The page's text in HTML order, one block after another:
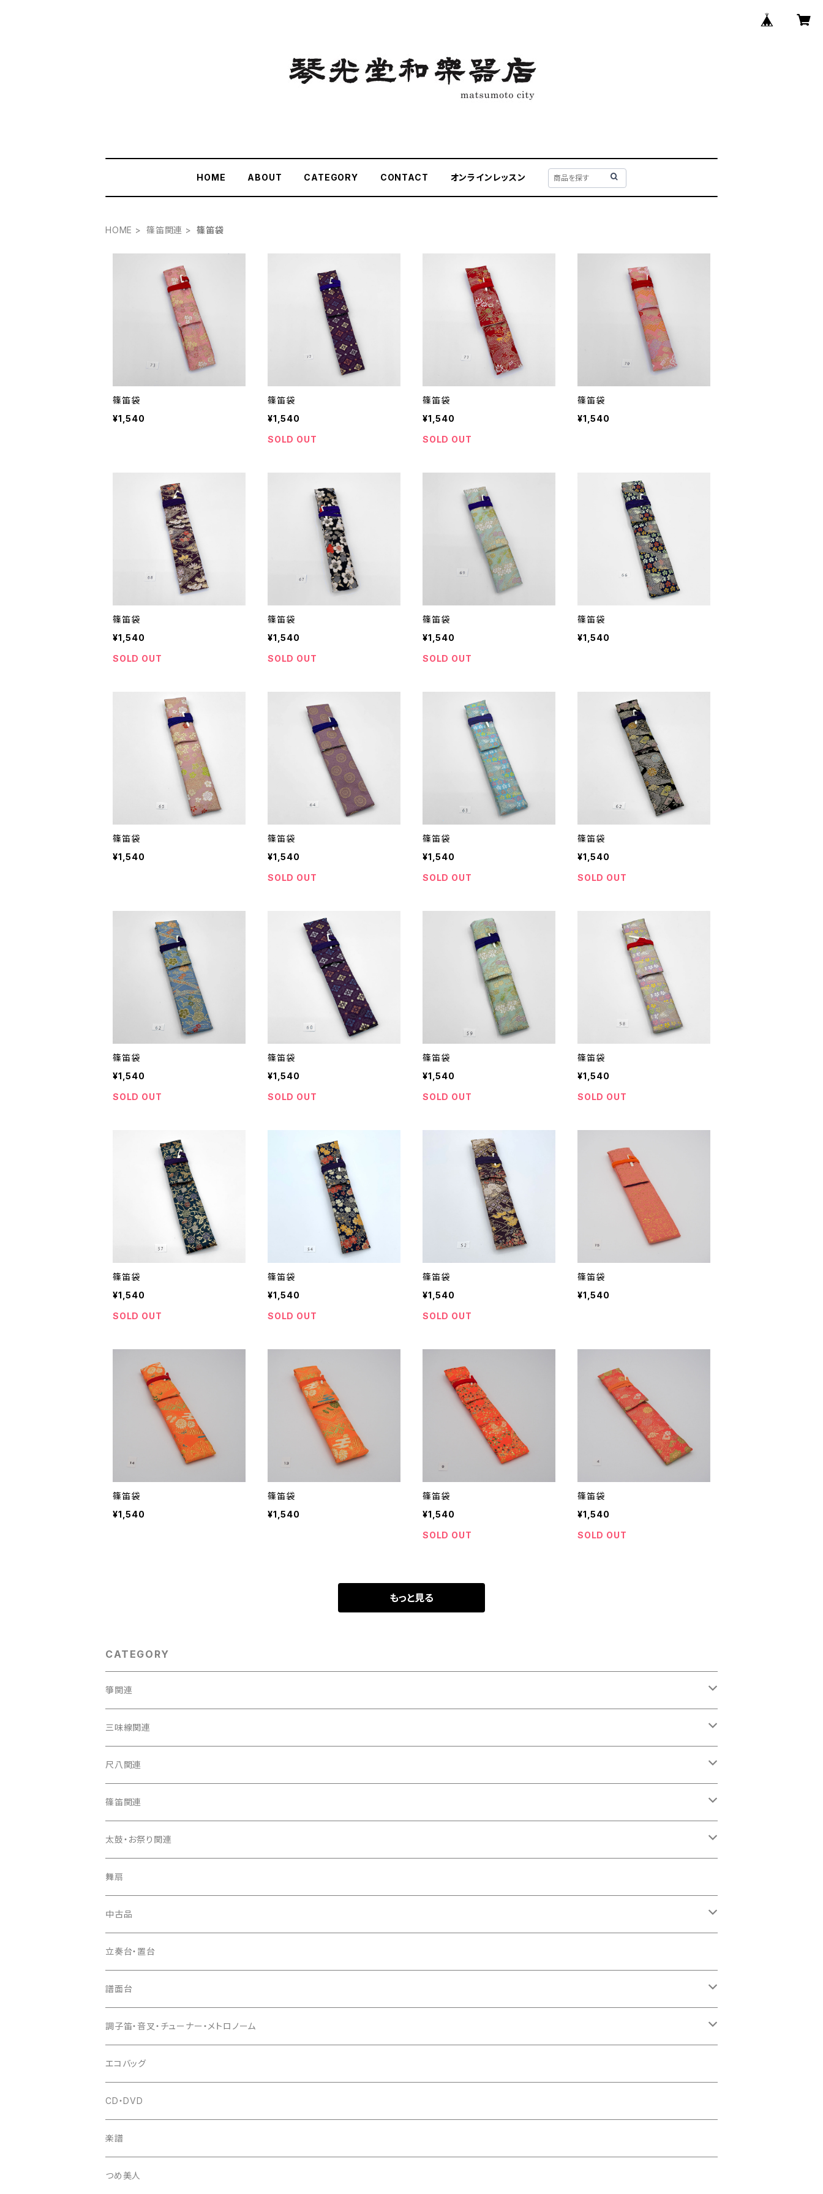
HOME ABOUT CATEGORY CONTACT オンラインレッスン
HOME 篠笛関連 篠笛袋
篠笛袋
¥1,540
篠笛袋
¥1,540
SOLD OUT
篠笛袋
¥1,540
SOLD OUT
篠笛袋
¥1,540
篠笛袋
¥1,540
SOLD OUT
篠笛袋
¥1,540
SOLD OUT
篠笛袋
¥1,540
SOLD OUT
篠笛袋
¥1,540
篠笛袋
¥1,540
篠笛袋
¥1,540
SOLD OUT
篠笛袋
¥1,540
SOLD OUT
篠笛袋
¥1,540
SOLD OUT
篠笛袋
¥1,540
SOLD OUT
篠笛袋
¥1,540
SOLD OUT
篠笛袋
¥1,540
SOLD OUT
篠笛袋
¥1,540
SOLD OUT
篠笛袋
¥1,540
SOLD OUT
篠笛袋
¥1,540
SOLD OUT
篠笛袋
¥1,540
SOLD OUT
篠笛袋
¥1,540
篠笛袋
¥1,540
篠笛袋
¥1,540
篠笛袋
¥1,540
SOLD OUT
篠笛袋
¥1,540
SOLD OUT
もっと見る
CATEGORY
箏関連
箏（本体）
箏カバー
箏袋
口前袋・尾布
爪・爪輪
爪入
爪駒入
猫足入
爪ばさみ
箏柱
柱入
平柱入
三角柱入
琴台
13絃用琴台（低）
桐柱箱
三味線関連
三味線（本体）
三味線ケース
長トランク・三ツ折トランク
ソフトケース
雨用カバー
長袋・三ツ組袋・胴袋
胴掛
根緒
糸
(丸三) 寿糸
はつね糸
駒
地唄駒
長唄駒
糸駒入
爪駒入
撥入
一丁撥入
撥
尺八関連
尺八（本体）
尺八袋
歌口キャップ
つゆ切り
篠笛関連
篠笛（本体）
お祭り用６穴
お祭り用７穴
篠笛袋
太鼓・お祭り関連
太鼓（本体）
太鼓撥
手拍子（チャンチャン）
当り鉦
シュモク（当り鉦バチ）
舞扇
中古品
箏（本体）
三味線（本体）
立奏台・置台
譜面台
座奏用譜面台
立奏用譜面台
調子笛・音叉・チューナー・メトロノーム
調子笛・音叉
チューナー・メトロノーム
エコバッグ
CD・DVD
楽譜
つめ美人